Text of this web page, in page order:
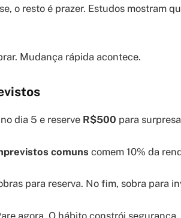
o resto é prazer. Estudos mostram
Mudança rápida acontece.
dia 5 e reserve R$500 para
comuns comem 10% da
para reserva. No fim, sobra para
agora. O hábito constrói segurança.